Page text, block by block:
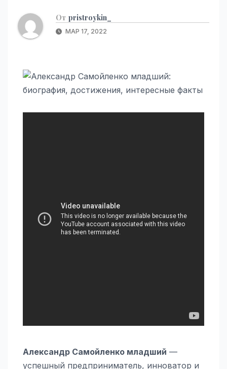
От pristroykin_
МАР 17, 2022
Александр Самойленко младший —
успешный предприниматель, инноватор и